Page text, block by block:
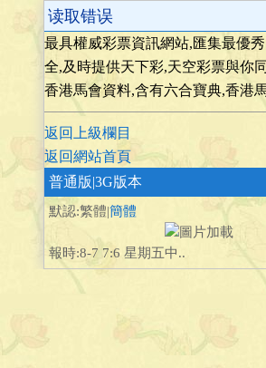
读取错误
最具權威彩票資訊網站,匯集最優
全,及時提供天下彩,天空彩票與你
香港馬會資料,含有六合寶典,香港
返回上級欄目
返回網站首頁
普通版|3G版本
默認:繁體|簡體
報時:8-7 7:6 星期五